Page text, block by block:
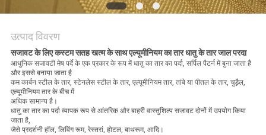
उत्पाद विवरण
सजावट के लिए कस्टम सतह खत्म के साथ एल्यूमीनियम का तार धातु के तार जाल परदा
आधुनिक सजावटी मेष पर्दे के एक प्रकार के रूप में धातु का तार का पर्दा, सर्पिल पैटर्न में बुना जाता है
और इससे बनाया जाता है
कम कार्बन स्टील के तार, स्टेनलेस स्टील के तार, एल्यूमीनियम तार, तांबे या पीतल के तार, चुड़ैल,
एल्यूमीनियम तार के बीच में
अधिक सामान्य है।
धातु का तार का पर्दा व्यापक रूप से आंतरिक और बाहरी वास्तुशिल्प सजावट दोनों में उपयोग किया
जाता है,
जैसे प्रदर्शनी हॉल, लिविंग रूम, रेस्तरां, होटल, बाथरूम, आदि।